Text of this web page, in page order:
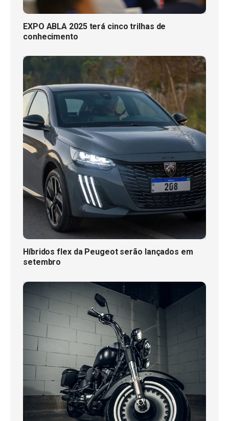
EXPO ABLA 2025 terá cinco trilhas de
conhecimento
Híbridos flex da Peugeot serão lançados em
setembro